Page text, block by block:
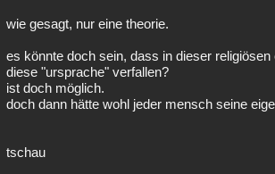
wie gesagt, nur eine theorie.
es könnte doch sein, dass in dieser religiösen
diese "ursprache" verfallen?
ist doch möglich.
doch dann hätte wohl jeder mensch seine
tschau